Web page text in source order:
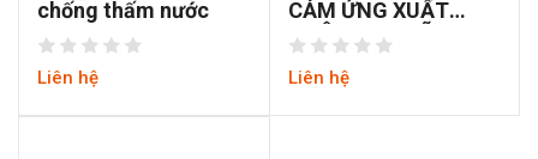
chống thấm nước
Liên hệ
CẢM ỨNG XUẤT
NHẬT CHO NỮ
Liên hệ